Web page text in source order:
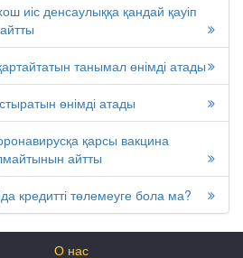
иіс денсаулыққа қандай қауіп
танымал өнімді атады
өнімді атады
қарсы вакцина
айтты
кредитті төлемеуге бола ма?
О нас